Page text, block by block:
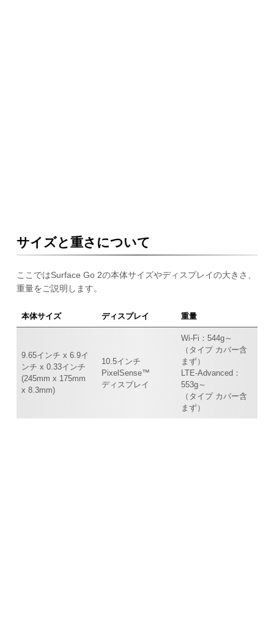
サイズと重さについて
ここではSurface Go 2の本体サイズやディスプレイの大きさ、
重量をご説明します。
本体サイズ ディスプレイ 重量
9.65インチ x 6.9イ
ンチ x 0.33インチ
(245mm x 175mm
x 8.3mm)
10.5インチ
PixelSense™
ディスプレイ
Wi-Fi：544g～
（タイプ カバー含
まず）
LTE-Advanced：
553g～
（タイプ カバー含
まず）